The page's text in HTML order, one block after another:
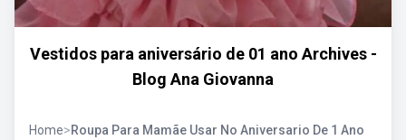
Vestidos para aniversário de 01 ano Archives -
Blog Ana Giovanna
Home>Roupa Para Mamãe Usar No Aniversario De 1 Ano